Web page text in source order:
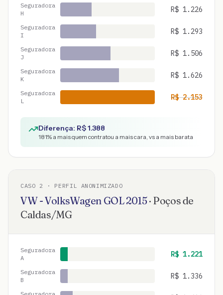
Seguradora
H
R$ 1.226
Seguradora
I
R$ 1.293
Seguradora
J
R$ 1.506
Seguradora
K
R$ 1.626
Seguradora
L
R$2.153
Diferença: R$1.388
181% a mais quem contratou a mais cara, vs a mais barata
CASO 2 · PERFIL ANONIMIZADO
VW - VolksWagen GOL2015· Poços de
Caldas/MG
Seguradora
A
R$ 1.221
Seguradora
B
R$ 1.336